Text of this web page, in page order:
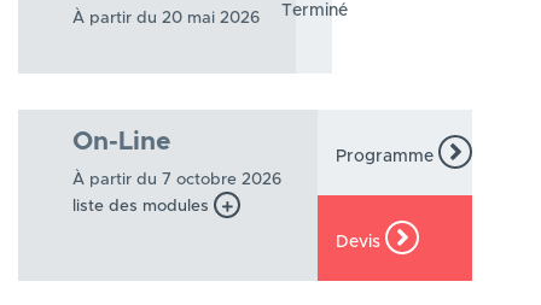
À partir du 20 mai 2026 Terminé
On-Line
À partir du 7 octobre 2026
liste des modules
Programme
Devis